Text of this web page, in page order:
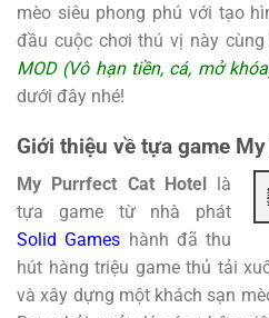
mèo siêu phong phú với tạo
đầu cuộc chơi thú vị này cùng
MOD (Vô hạn tiền, cá, mở
dưới đây nhé!
Giới thiệu về tựa game
My Purrfect Cat Hotel
là
tựa game từ nhà phát
Solid Games hành đã thu
hút hàng triệu game thủ tải
và xây dựng một khách sạn